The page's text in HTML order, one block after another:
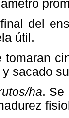
del
útil.
tomaran
sacado
ha. Se